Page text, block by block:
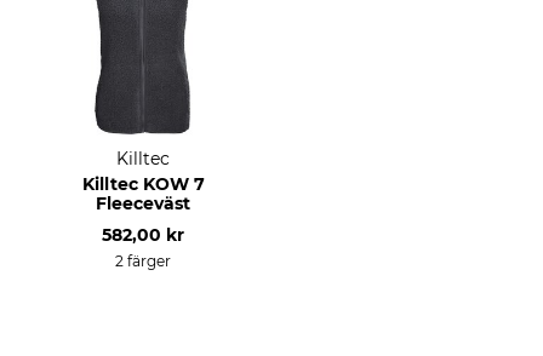
Killtec
Killtec KOW 7
Fleeceväst
582,00 kr
2 färger